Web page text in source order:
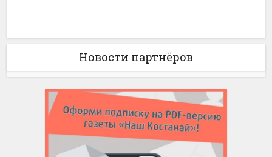
Новости партнёров